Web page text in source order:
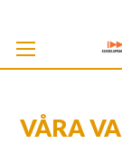
VÅRA